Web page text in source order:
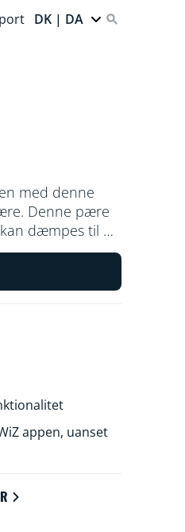
DK | DA
med denne
Denne pære
dæmpes til dit
eller
indstille en
slukker, der
smartphone
du er væk fra
forbindelse til
uden
appen, uanset